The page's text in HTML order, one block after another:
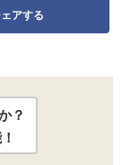
アする
？